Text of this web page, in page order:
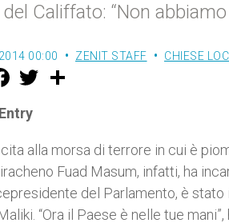
Califfato: “Non
00:00 ZENIT STAFF CHIESE
F
a
e
b
o
k
w
r
alla morsa di terrore in cui è
Fuad Masum, infatti, ha
del Parlamento, è
“Ora il Paese è nelle tue